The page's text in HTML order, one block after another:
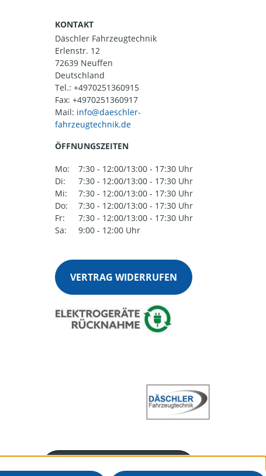
KONTAKT
Däschler Fahrzeugtechnik
Erlenstr. 12
72639 Neuffen
Deutschland
Tel.: +4970251360915
Fax: +4970251360917
Mail:
ÖFFNUNGSZEITEN
Mo:
7:30 - 12:00/13:00 - 17:30 Uhr
Di:
7:30 - 12:00/13:00 - 17:30 Uhr
Mi:
7:30 - 12:00/13:00 - 17:30 Uhr
Do:
7:30 - 12:00/13:00 - 17:30 Uhr
Fr:
7:30 - 12:00/13:00 - 17:30 Uhr
Sa:
9:00 - 12:00 Uhr
VERTRAG WIDERRUFEN